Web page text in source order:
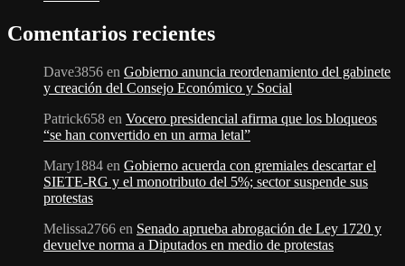
Comentarios recientes
Dave3856 en Gobierno anuncia reordenamiento del gabinete
y creación del Consejo Económico y Social
Patrick658 en Vocero presidencial afirma que los bloqueos
“se han convertido en un arma letal”
Mary1884 en Gobierno acuerda con gremiales descartar el
SIETE-RG y el monotributo del 5%; sector suspende sus
protestas
Melissa2766 en Senado aprueba abrogación de Ley 1720 y
devuelve norma a Diputados en medio de protestas